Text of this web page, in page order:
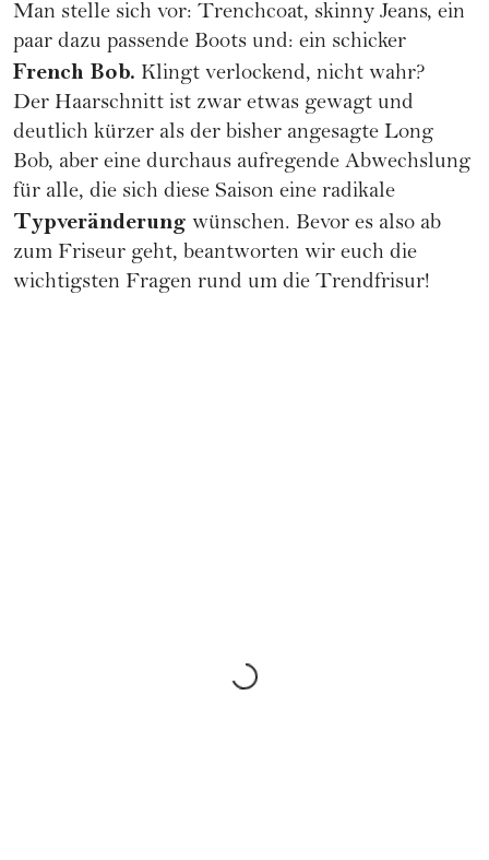
Man stelle sich vor: Trenchcoat, skinny Jeans, ein
paar dazu passende Boots und: ein schicker
French Bob. Klingt verlockend, nicht wahr?
Der Haarschnitt ist zwar etwas gewagt und
deutlich kürzer als der bisher angesagte Long
Bob, aber eine durchaus aufregende Abwechslung
für alle, die sich diese Saison eine radikale
Typveränderung wünschen. Bevor es also ab
zum Friseur geht, beantworten wir euch die
wichtigsten Fragen rund um die Trendfrisur!